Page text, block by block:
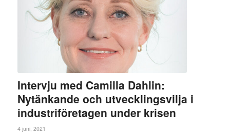
Intervju med Camilla Dahlin:
Nytänkande och utvecklingsvilja i
industriföretagen under krisen
4 juni, 2021